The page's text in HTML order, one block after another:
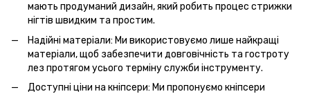
мають продуманий дизайн, який робить процес стрижки
нігтів швидким та простим.
Надійні матеріали: Ми використовуємо лише найкращі
матеріали, щоб забезпечити довговічність та гостроту
лез протягом усього терміну служби інструменту.
Доступні ціни на кніпсери: Ми пропонуємо кніпсери